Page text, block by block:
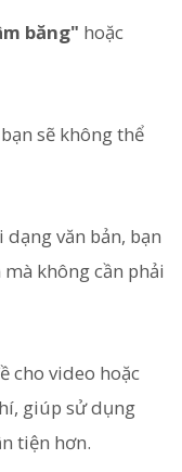
băng" hoặc
sẽ không thể
văn bản, bạn
không cần phải
cho video hoặc
giúp sử dụng
tiện hơn.